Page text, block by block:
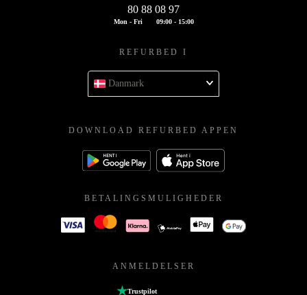
80 88 08 97
Mon - Fri 09:00 - 15:00
REFURBED I
Danmark
DOWNLOAD REFURBED APPEN
BETALINGSMULIGHEDER
ANMELDELSER
Trustpilot